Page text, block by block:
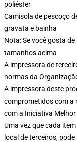
poliéster
Camisola de pescoço
gravata e bainha
Nota: Se você gosta
tamanhos acima
A impressora de
normas da
A impressora deste
comprometidos com a
com a Iniciativa
Uma vez que cada
local de terceiros,